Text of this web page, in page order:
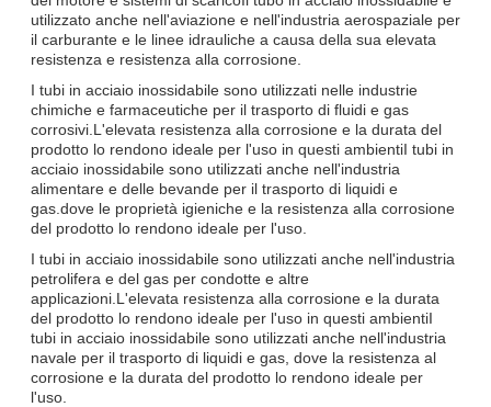
utilizzato anche nell'aviazione e nell'industria aerospaziale per
il carburante e le linee idrauliche a causa della sua elevata
resistenza e resistenza alla corrosione.
I tubi in acciaio inossidabile sono utilizzati nelle industrie
chimiche e farmaceutiche per il trasporto di fluidi e gas
corrosivi.L'elevata resistenza alla corrosione e la durata del
prodotto lo rendono ideale per l'uso in questi ambientiI tubi in
acciaio inossidabile sono utilizzati anche nell'industria
alimentare e delle bevande per il trasporto di liquidi e
gas.dove le proprietà igieniche e la resistenza alla corrosione
del prodotto lo rendono ideale per l'uso.
I tubi in acciaio inossidabile sono utilizzati anche nell'industria
petrolifera e del gas per condotte e altre
applicazioni.L'elevata resistenza alla corrosione e la durata
del prodotto lo rendono ideale per l'uso in questi ambientiI
tubi in acciaio inossidabile sono utilizzati anche nell'industria
navale per il trasporto di liquidi e gas, dove la resistenza al
corrosione e la durata del prodotto lo rendono ideale per
l'uso.